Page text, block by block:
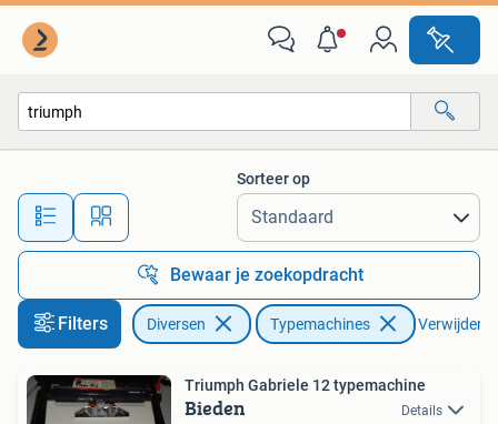
Alle afstanden…
Sorteer op
Bewaar je zoekopdracht
Filters Diversen Typemachines Verwijder
Triumph Gabriele 12 typemachine
Bieden Details